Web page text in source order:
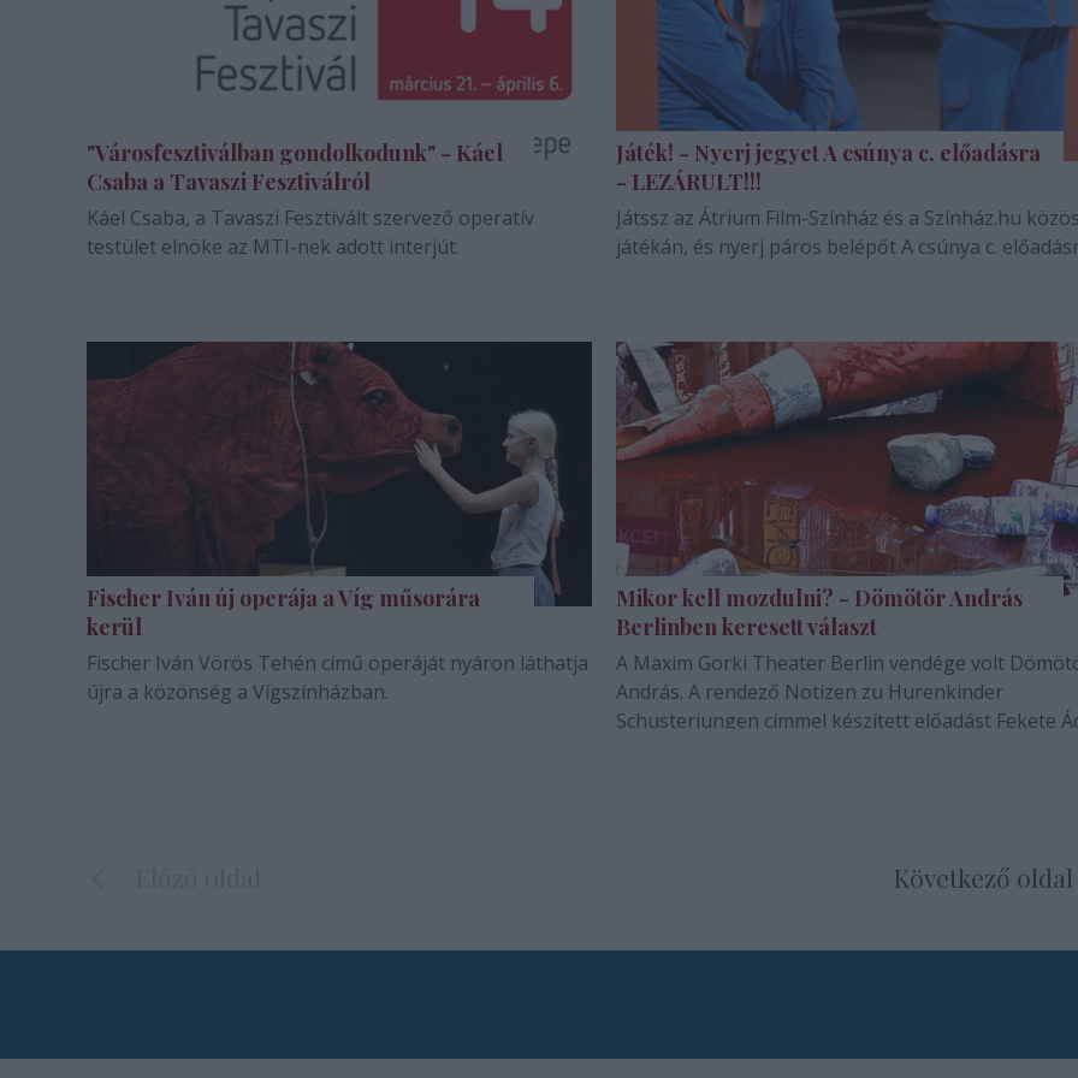
"Városfesztiválban gondolkodunk" - Káel
Csaba a Tavaszi Fesztiválról
Káel Csaba, a Tavaszi Fesztivált szervező operatív
testület elnöke az MTI-nek adott interjút.
Játék! - Nyerj jegyet A csúnya c. előadásra
- LEZÁRULT!!!
Játssz az Átrium Film-Színház és a Színház.hu
játékán, és nyerj páros belépőt A csúnya c.
Fischer Iván új operája a Víg műsorára
kerül
Fischer Iván Vörös Tehén című operáját nyáron láthatja
újra a közönség a Vígszínházban.
Mikor kell mozdulni? - Dömötör András
Berlinben keresett választ
A Maxim Gorki Theater Berlin vendége volt
András. A rendező Notizen zu Hurenkinder
Schusterjungen címmel készített előadást Fekete
Következő oldal